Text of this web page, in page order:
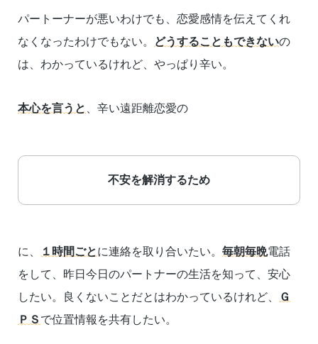
パートーナーが悪いわけでも、恋愛感情を伝えてくれ
なくなったわけでもない。
どうすることもできないの
は、わかっているけれど、やっぱり辛い。
本心を言うと 、辛い遠距離恋愛の
不安を解消するため
に、 １時間ごとに連絡を取り合いたい。 毎朝毎晩電話
をして、昨日今日のパートナーの生活を知って、安心
したい。良くないことだとはわかっているけれど、
Ｇ
ＰＳ で位置情報を共有したい。